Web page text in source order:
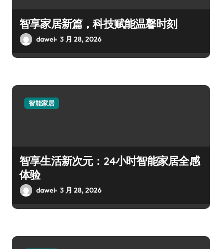
智享家居新篇，科技赋能温馨时刻
dawei 3 月 28, 2026
智能家居
智享生活新次元：24小时智能家居全感
体验
dawei 3 月 28, 2026